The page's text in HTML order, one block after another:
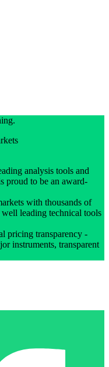
analysis tools and
proud to be an award-
with thousands of
leading technical tools
pricing transparency -
instruments, transparent